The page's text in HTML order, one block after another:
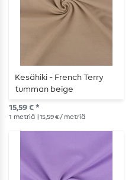
Kesähiki - French Terry
tumman beige
15,59 € *
1 metriä | 15,59 € / metriä